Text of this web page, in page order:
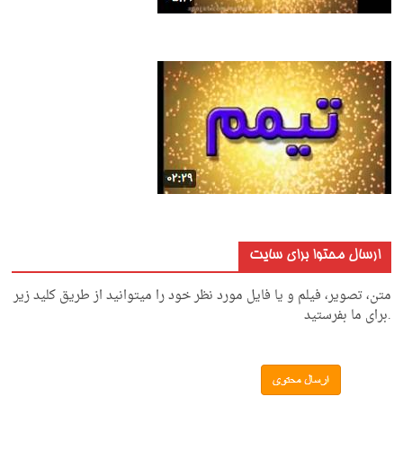
ارسال محتوا برای سایت
متن، تصویر، فیلم و یا فایل مورد نظر خود را میتوانید از طریق کلید زیر
.برای ما بفرستید